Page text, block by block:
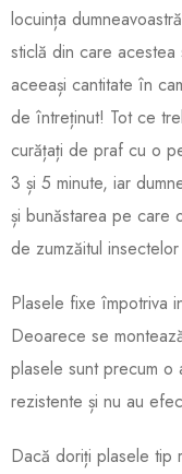
locuința
sticlă din care
aceeași cantitate în
de întreținut! Tot ce
curățați de praf cu o
3 și 5 minute, iar
și bunăstarea pe care
de zumzăitul
Plasele fixe împotriva
Deoarece se
plasele sunt precum o
rezistente și nu au
Dacă doriți plasele tip